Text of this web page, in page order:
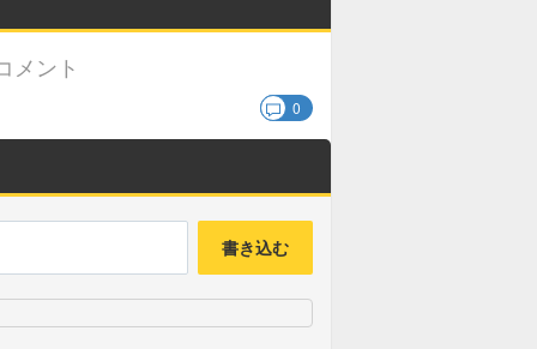
メント
0
書き込む